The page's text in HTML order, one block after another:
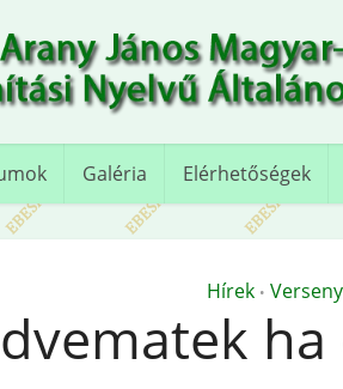
Galéria Elérhetőségek
Hírek •